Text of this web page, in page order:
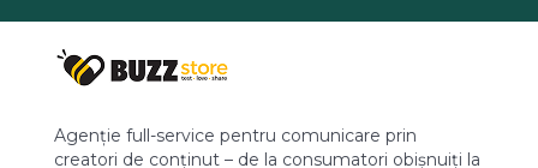
Agenție full-service pentru comunicare prin
creatori de conținut – de la consumatori obișnuiți la